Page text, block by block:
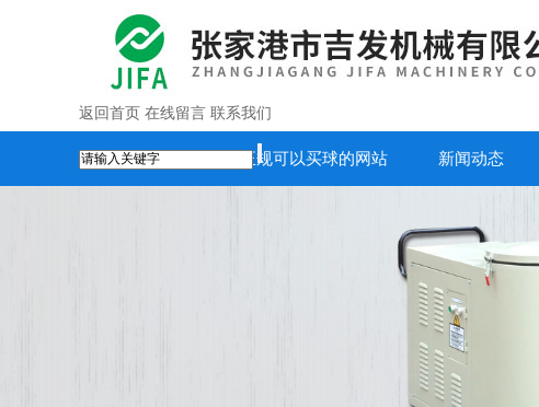
返回首页 在线留言 联系我们
首页 正规可以买球的网站 新闻动态